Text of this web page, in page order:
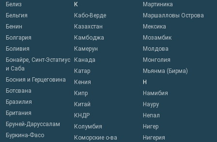
Белиз
Бельгия
Бенин
Болгария
Боливия
Бонайре, Синт-Эстатиус
и Саба
Босния и Герцеговина
Ботсвана
Бразилия
Британия
Бруней-Даруссалам
Буркина-Фасо
К
Кабо-Верде
Казахстан
Камбоджа
Камерун
Канада
Катар
Кения
Кипр
Китай
КНДР
Колумбия
Коморские о-ва
Мартиника
Маршалловы Острова
Мексика
Мозамбик
Молдова
Монголия
Мьянма (Бирма)
Н
Намибия
Науру
Непал
Нигер
Нигерия